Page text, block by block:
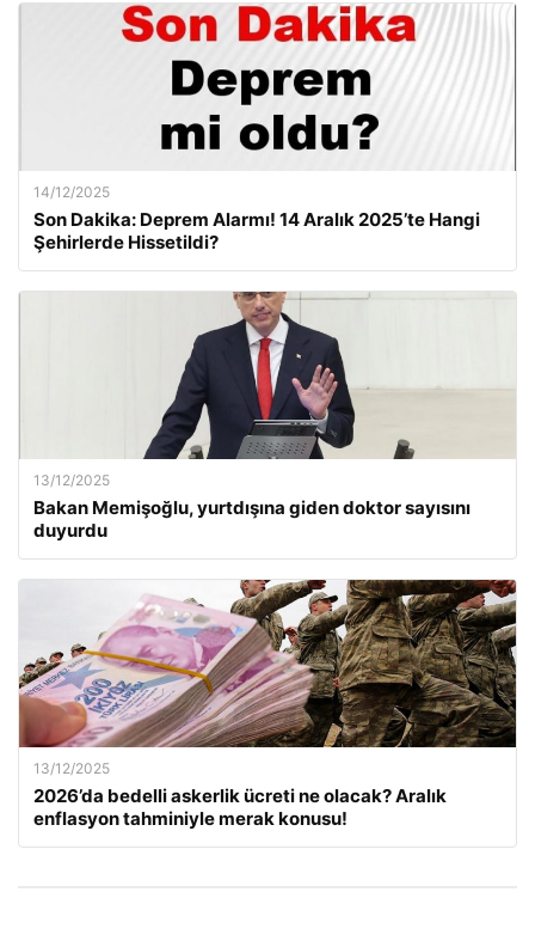
14/12/2025
Son Dakika: Deprem Alarmı! 14 Aralık 2025’te Hangi
Şehirlerde Hissetildi?
13/12/2025
Bakan Memişoğlu, yurtdışına giden doktor sayısını
duyurdu
13/12/2025
2026’da bedelli askerlik ücreti ne olacak? Aralık
enflasyon tahminiyle merak konusu!